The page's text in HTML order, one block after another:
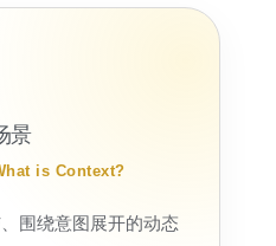
景
is Context?
围绕意图展开的动态